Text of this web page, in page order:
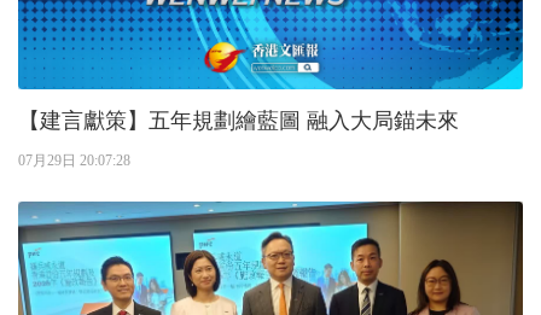
【建言獻策】五年規劃繪藍圖 融入大局錨未來
07月29日 20:07:28